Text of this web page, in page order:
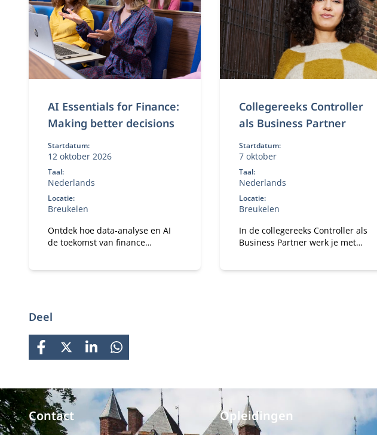
AI Essentials for Finance:
Making better decisions
Startdatum:
12 oktober 2026
Taal:
Nederlands
Locatie:
Breukelen
Ontdek hoe data-analyse en AI
de toekomst van finance
Collegereeks Controller
als Business Partner
Startdatum:
7 oktober
Taal:
Nederlands
Locatie:
Breukelen
In de collegereeks Controller als
Business Partner werk je met
Deel
FACEBOOK
X LINKEDINWHATSAPP
Contact Opleidingen